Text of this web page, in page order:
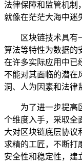
法律保障和监管机制
就像在茫茫大海中迷
区块链技术具有
算法等特性为数据的
在许多实际应用中已
不能对其面临的潜在
洞、人为因素和法律
为了进一步提高
个维度入手，采取全
大对区块链底层协议
求精的工匠，不断打
安全性和稳定性，建